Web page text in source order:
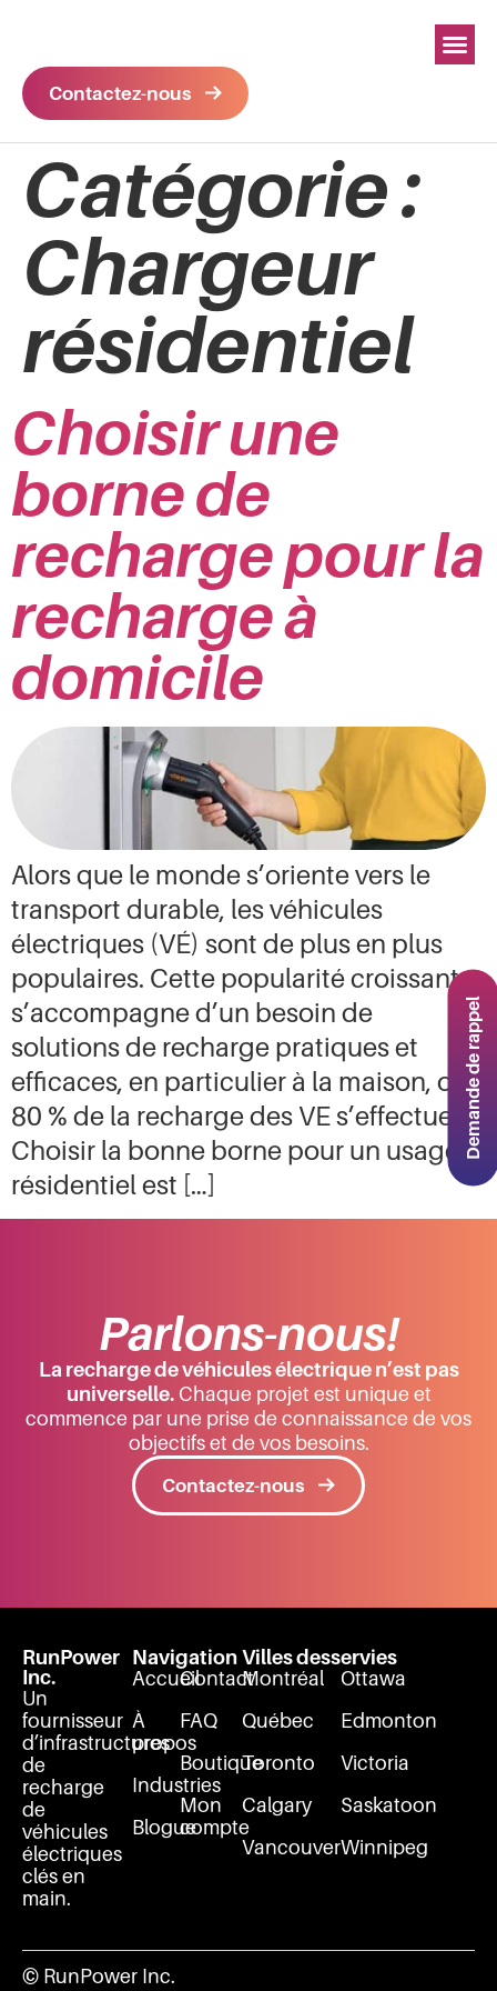
Contactez-nous
Demande de rappel
Catégorie :
Chargeur
résidentiel
Choisir une
borne de
recharge pour la
recharge à
domicile
Alors que le monde s’oriente vers le
transport durable, les véhicules
électriques (VÉ) sont de plus en plus
populaires. Cette popularité croissante
s’accompagne d’un besoin de
solutions de recharge pratiques et
efficaces, en particulier à la maison, où
80 % de la recharge des VE s’effectue.
Choisir la bonne borne pour un usage
résidentiel est […]
Parlons-nous!
La recharge de véhicules électrique n’est pas
universelle.Chaque projet est unique et
commence par une prise de connaissance de vos
objectifs et de vos besoins.
Contactez-nous
RunPower
Inc.
Un
fournisseur
d’infrastructures
de
recharge
de
véhicules
électriques
clés en
main.
Navigation
Accueil
À
propos
Industries
Blogue
Contact
FAQ
Boutique
Mon
compte
Villes desservies
Montréal
Québec
Toronto
Calgary
Vancouver
Ottawa
Edmonton
Victoria
Saskatoon
Winnipeg
© RunPower Inc.